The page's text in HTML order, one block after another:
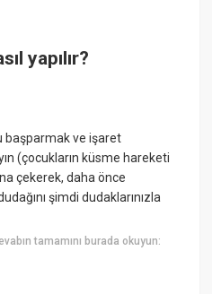
yapılır?
başparmak ve işaret
(çocukların küsme hareketi
çekerek, daha önce
şimdi dudaklarınızla
tamamını burada okuyun: